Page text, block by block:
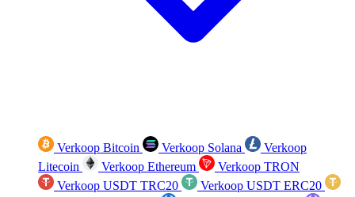
Verkoop Bitcoin Verkoop Solana
Verkoop
Litecoin
Verkoop Ethereum
Verkoop TRON
Verkoop USDT TRC20
Verkoop USDT ERC20